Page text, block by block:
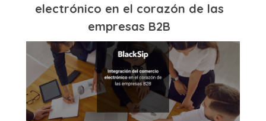
electrónico en el corazón de las
empresas B2B